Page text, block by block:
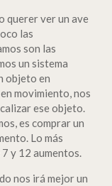
querer ver un ave
las
son las
un sistema
objeto en
movimiento, nos
ese objeto.
es comprar un
Lo más
y 12 aumentos.
nos irá mejor un